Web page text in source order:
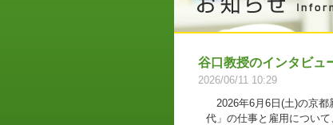
谷口教授のインタビュ
2026/06/11 10:29
2026年6月6日(土)の京都
代」の仕事と雇用につい